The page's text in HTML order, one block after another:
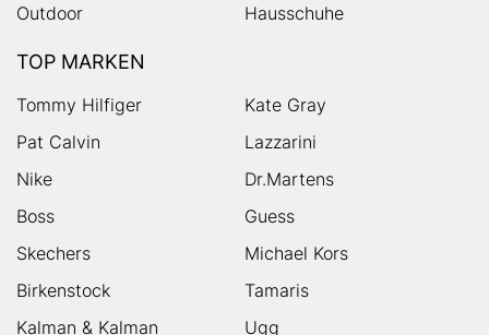
Outdoor
Hausschuhe
TOP MARKEN
Tommy Hilfiger
Kate Gray
Pat Calvin
Lazzarini
Nike
Dr.Martens
Boss
Guess
Skechers
Michael Kors
Birkenstock
Tamaris
Kalman & Kalman
Ugg